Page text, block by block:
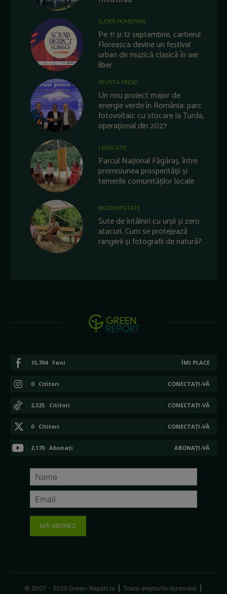
SLIDER HOMEPAGE
Pe 11 și 12 septembrie, cartierul
Floreasca devine un festival
urban de muzică clasică în aer
liber
REVISTA PRESEI
Un nou proiect major de
energie verde în România: parc
fotovoltaic cu stocare la Turda,
operațional din 2027
LEGISLATIE
Parcul Național Făgăraș, între
promisiunea prosperității și
temerile comunităților locale
BIODIVERSITATE
Sute de întâlniri cu urșii și zero
atacuri. Cum se protejează
rangerii și fotografii de natură?
15,704 Fani ÎMI PLACE
0 Cititori CONECTAȚI-VĂ
2,325 Cititori CONECTAȚI-VĂ
0 Cititori CONECTAȚI-VĂ
2,170 Abonați ABONAȚI-VĂ
MĂ ABONEZ
© 2007 - 2025 Green-Report.ro Toate drepturile rezervate